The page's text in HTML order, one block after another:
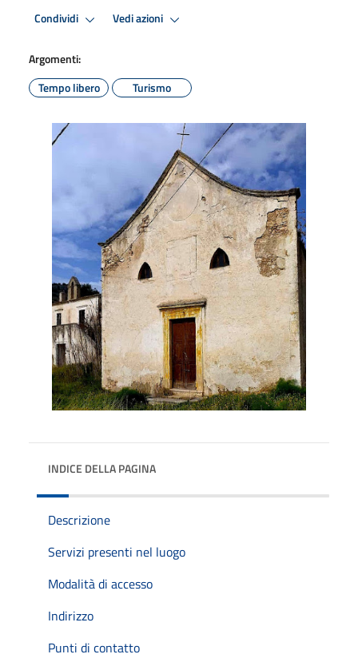
Condividi Vedi azioni
Argomenti:
Tempo libero
Turismo
INDICE DELLA PAGINA
Descrizione
Servizi presenti nel luogo
Modalità di accesso
Indirizzo
Punti di contatto